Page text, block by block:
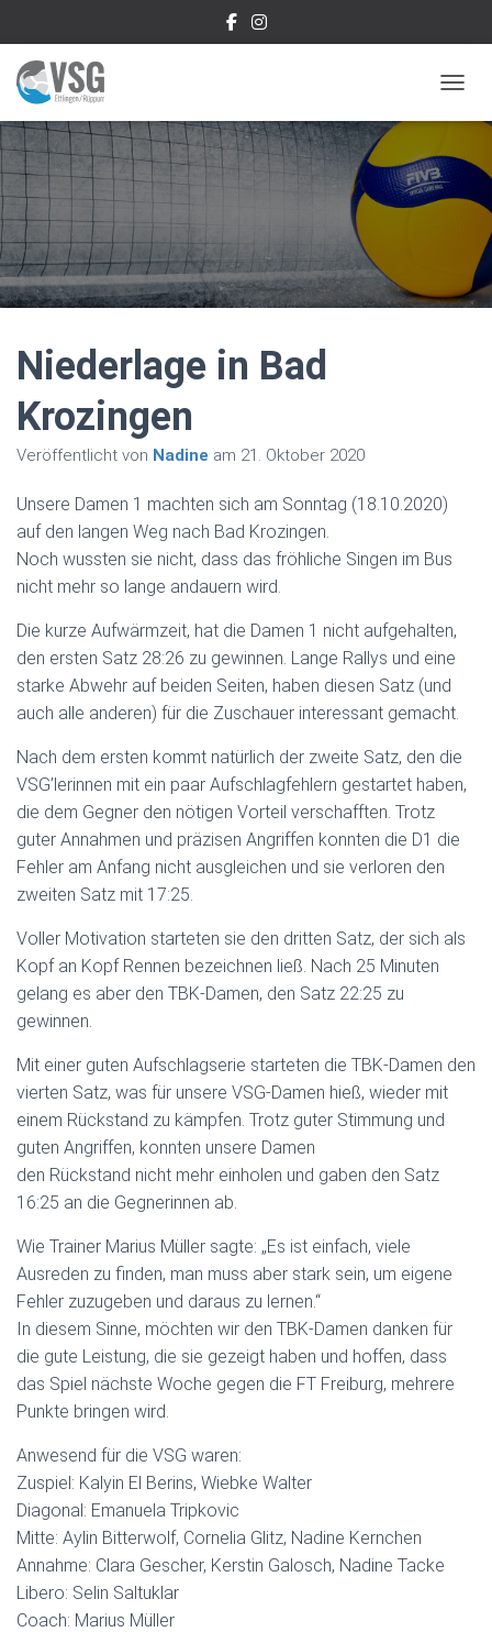
Niederlage in Bad
Krozingen
Veröffentlicht von Nadine am 21. Oktober 2020
Unsere Damen 1 machten sich am Sonntag (18.10.2020)
auf den langen Weg nach Bad Krozingen.
Noch wussten sie nicht, dass das fröhliche Singen im Bus
nicht mehr so lange andauern wird.
Die kurze Aufwärmzeit, hat die Damen 1 nicht aufgehalten,
den ersten Satz 28:26 zu gewinnen. Lange Rallys und eine
starke Abwehr auf beiden Seiten, haben diesen Satz (und
auch alle anderen) für die Zuschauer interessant gemacht.
Nach dem ersten kommt natürlich der zweite Satz, den die
VSG’lerinnen mit ein paar Aufschlagfehlern gestartet haben,
die dem Gegner den nötigen Vorteil verschafften. Trotz
guter Annahmen und präzisen Angriffen konnten die D1 die
Fehler am Anfang nicht ausgleichen und sie verloren den
zweiten Satz mit 17:25.
Voller Motivation starteten sie den dritten Satz, der sich als
Kopf an Kopf Rennen bezeichnen ließ. Nach 25 Minuten
gelang es aber den TBK-Damen, den Satz 22:25 zu
gewinnen.
Mit einer guten Aufschlagserie starteten die TBK-Damen den
vierten Satz, was für unsere VSG-Damen hieß, wieder mit
einem Rückstand zu kämpfen. Trotz guter Stimmung und
guten Angriffen, konnten unsere Damen
den Rückstand nicht mehr einholen und gaben den Satz
16:25 an die Gegnerinnen ab.
Wie Trainer Marius Müller sagte: „Es ist einfach, viele
Ausreden zu finden, man muss aber stark sein, um eigene
Fehler zuzugeben und daraus zu lernen.“
In diesem Sinne, möchten wir den TBK-Damen danken für
die gute Leistung, die sie gezeigt haben und hoffen, dass
das Spiel nächste Woche gegen die FT Freiburg, mehrere
Punkte bringen wird.
Anwesend für die VSG waren:
Zuspiel: Kalyin El Berins, Wiebke Walter
Diagonal: Emanuela Tripkovic
Mitte: Aylin Bitterwolf, Cornelia Glitz, Nadine Kernchen
Annahme: Clara Gescher, Kerstin Galosch, Nadine Tacke
Libero: Selin Saltuklar
Coach: Marius Müller